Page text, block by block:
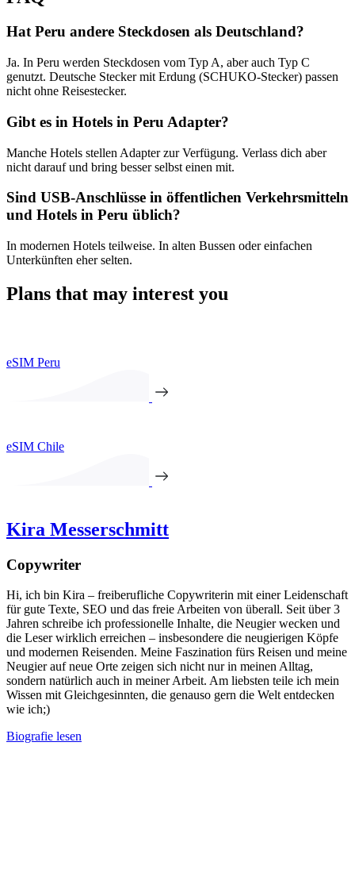
Hat Peru andere Steckdosen als Deutschland?
Ja. In Peru werden Steckdosen vom Typ A, aber auch Typ C
genutzt. Deutsche Stecker mit Erdung (SCHUKO-Stecker) passen
nicht ohne Reisestecker.
Gibt es in Hotels in Peru Adapter?
Manche Hotels stellen Adapter zur Verfügung. Verlass dich aber
nicht darauf und bring besser selbst einen mit.
Sind USB-Anschlüsse in öffentlichen Verkehrsmitteln
und Hotels in Peru üblich?
In modernen Hotels teilweise. In alten Bussen oder einfachen
Unterkünften eher selten.
Plans that may interest you
eSIM Peru
eSIM Chile
Kira Messerschmitt
Copywriter
Hi, ich bin Kira – freiberufliche Copywriterin mit einer Leidenschaft
für gute Texte, SEO und das freie Arbeiten von überall. Seit über 3
Jahren schreibe ich professionelle Inhalte, die Neugier wecken und
die Leser wirklich erreichen – insbesondere die neugierigen Köpfe
und modernen Reisenden. Meine Faszination fürs Reisen und meine
Neugier auf neue Orte zeigen sich nicht nur in meinen Alltag,
sondern natürlich auch in meiner Arbeit. Am liebsten teile ich mein
Wissen mit Gleichgesinnten, die genauso gern die Welt entdecken
wie ich;)
Biografie lesen